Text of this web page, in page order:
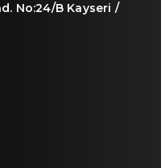
No:24/B Kayseri /